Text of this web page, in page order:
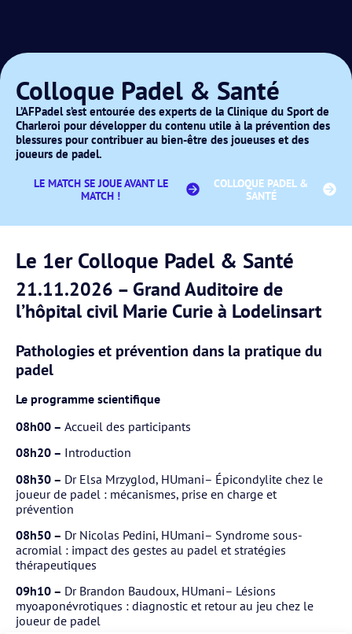
Colloque Padel & Santé
L’AFPadel s’est entourée des experts de la Clinique du Sport de
Charleroi pour développer du contenu utile à la prévention des
blessures pour contribuer au bien-être des joueuses et des
joueurs de padel.
LE MATCH SE JOUE AVANT LE
MATCH !
COLLOQUE PADEL &
SANTÉ
Le 1er Colloque Padel & Santé
21.11.2026 – Grand Auditoire de
l’hôpital civil Marie Curie à Lodelinsart
Pathologies et prévention dans la pratique du
padel
Le programme scientifique
08h00 – Accueil des participants
08h20 – Introduction
08h30 – Dr Elsa Mrzyglod, HUmani– Épicondylite chez le
joueur de padel : mécanismes, prise en charge et
prévention
08h50 – Dr Nicolas Pedini, HUmani– Syndrome sous-
acromial : impact des gestes au padel et stratégies
thérapeutiques
09h10 – Dr Brandon Baudoux, HUmani– Lésions
myoaponévrotiques : diagnostic et retour au jeu chez le
joueur de padel